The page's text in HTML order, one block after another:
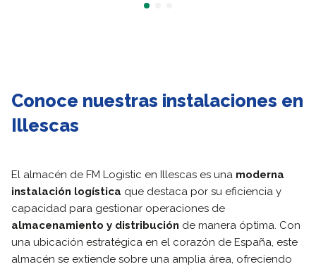
Conoce nuestras instalaciones en
Illescas
El almacén de FM Logistic en Illescas es una moderna
instalación logística que destaca por su eficiencia y
capacidad para gestionar operaciones de
almacenamiento y distribución de manera óptima. Con
una ubicación estratégica en el corazón de España, este
almacén se extiende sobre una amplia área, ofreciendo